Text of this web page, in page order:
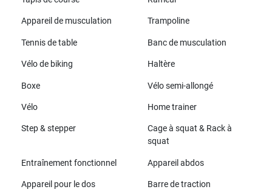
Appareil de musculation Trampoline
Tennis de table Banc de musculation
Vélo de biking Haltère
Boxe Vélo semi-allongé
Vélo Home trainer
Step & stepper
Cage à squat & Rack à
squat
Entraînement fonctionnel Appareil abdos
Appareil pour le dos Barre de traction